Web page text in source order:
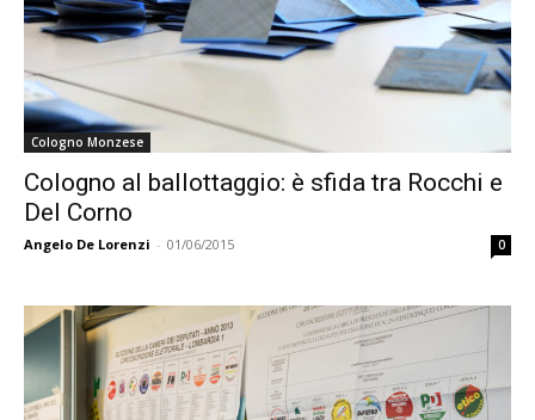
Cologno Monzese
Cologno al ballottaggio: è sfida tra Rocchi e
Del Corno
Angelo De Lorenzi - 01/06/2015 0